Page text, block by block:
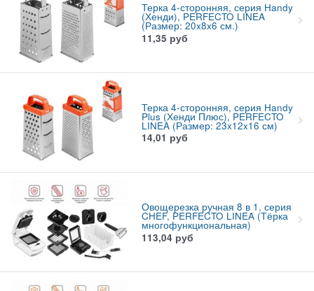
Терка 4-сторонняя, серия Handy
(Хенди), PERFECTO LINEA
(Размер: 20x8x6 см.)
11,35 руб
Терка 4-сторонняя, серия Handy
Plus (Хенди Плюс), PERFECTO
LINEA (Размер: 23x12x16 см)
14,01 руб
Овощерезка ручная 8 в 1, серия
CHEF, PERFECTO LINEA (Тёрка
многофункциональная)
113,04 руб